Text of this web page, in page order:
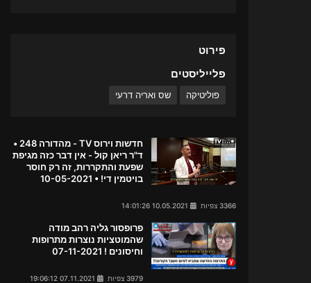
פירוט
פלייליסטים
פוליטיקה שס ואריה דרעי
חדשות וירוס TV - מהדורה 248 •
ד"ר ריאן קול - אין דבר כזה מגיפת
שפעת והתקררות, זה רק חוסר
בויטמין די! • 10-05-2021
3366 צפיות
פרופסור גליה רהב מודה
שהמוטציות נוצרות מתרופות
וחיסונים ! 07-11-2021
3979 צפיות